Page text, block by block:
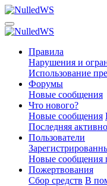
Правила
Нарушения и
Использование
Форумы
Новые сообщения
Что нового?
Новые сообщения
Последняя
Пользователи
Новые сообщения
Пожертвования
Сбор средств В